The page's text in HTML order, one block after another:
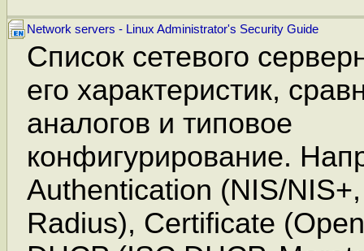
Network servers - Linux Administrator's Security Guide
Список сетевого
его характеристик,
аналогов и типовое
конфигурирование.
Authentication (NIS/
Radius), Certificate